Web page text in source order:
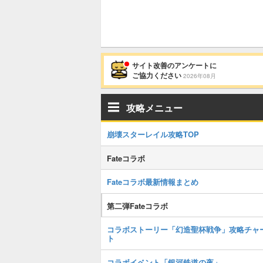
サイト改善のアンケートに
ご協力ください 2026年08月
攻略メニュー
崩壊スターレイル攻略TOP
Fateコラボ
Fateコラボ最新情報まとめ
第二弾Fateコラボ
コラボストーリー「幻造聖杯戦争」攻略チャ
ト